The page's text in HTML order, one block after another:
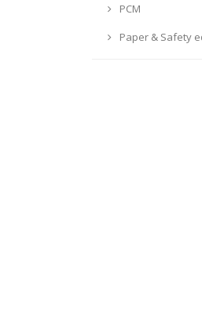
PCM
Paper & Safety